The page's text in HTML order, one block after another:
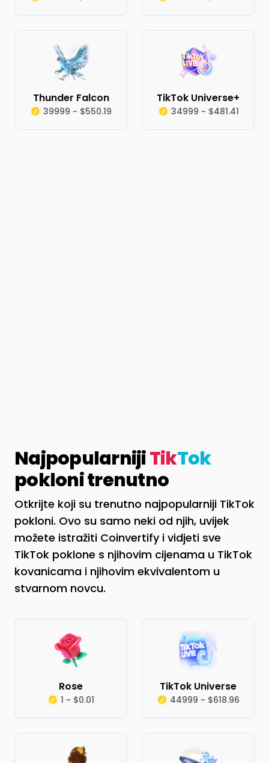
Thunder Falcon
39999 ~ $550.19
TikTok Universe+
34999 ~ $481.41
NajpopularnijiTikTok
pokloni trenutno
Otkrijte koji su trenutno najpopularniji TikTok
pokloni. Ovo su samo neki od njih, uvijek
možete istražiti Coinvertify i vidjeti sve
TikTok poklone s njihovim cijenama u TikTok
kovanicama i njihovim ekvivalentom u
stvarnom novcu.
Rose
1 ~ $0.01
TikTok Universe
44999 ~ $618.96